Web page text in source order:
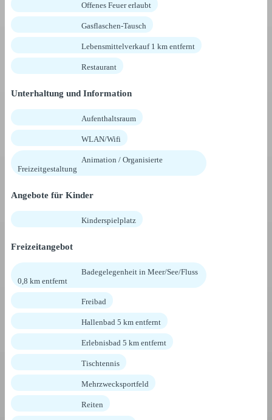
Offenes Feuer erlaubt
Gasflaschen-Tausch
Lebensmittelverkauf 1 km entfernt
Restaurant
Unterhaltung und Information
Aufenthaltsraum
WLAN/Wifi
Animation / Organisierte
Freizeitgestaltung
Angebote für Kinder
Kinderspielplatz
Freizeitangebot
Badegelegenheit in Meer/See/Fluss
0,8 km entfernt
Freibad
Hallenbad 5 km entfernt
Erlebnisbad 5 km entfernt
Tischtennis
Mehrzwecksportfeld
Reiten